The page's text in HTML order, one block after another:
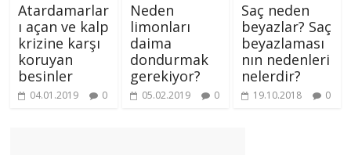
Atardamarlar
ı açan ve kalp
krizine karşı
koruyan
besinler
04.01.2019 0
Neden
limonları
daima
dondurmak
gerekiyor?
05.02.2019 0
Saç neden
beyazlar? Saç
beyazlaması
nın nedenleri
nelerdir?
19.10.2018 0